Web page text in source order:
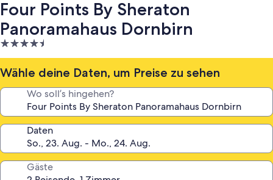
Four Points By Sheraton
Panoramahaus Dornbirn
4.5-
Sterne-
Unterkunft
Wähle deine Daten, um Preise zu sehen
Wo soll’s hingehen?
Daten
Gäste